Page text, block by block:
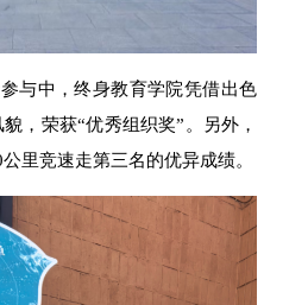
与中，终身教育学院凭借出色
，荣获“优秀组织奖”。另外，
里竞速走第三名的优异成绩。